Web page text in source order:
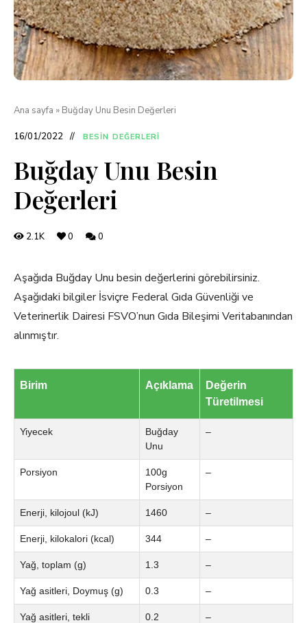
Ana sayfa » Buğday Unu Besin Değerleri
16/01/2022 BESIN DEĞERLERI
Buğday Unu Besin
Değerleri
2.1K 0 0
Aşağıda Buğday Unu besin değerlerini görebilirsiniz.
Aşağıdaki bilgiler İsviçre Federal Gıda Güvenliği ve
Veterinerlik Dairesi FSVO’nun Gıda Bileşimi Veritabanından
alınmıştır.
Birim Açıklama
Değerin
Türetilmesi
Yiyecek
Buğday
Unu
–
Porsiyon
100g
Porsiyon
–
Enerji, kilojoul (kJ) 1460 –
Enerji, kilokalori (kcal) 344 –
Yağ, toplam (g) 1.3 –
Yağ asitleri, Doymuş (g) 0.3 –
Yağ asitleri, tekli
0.2 –